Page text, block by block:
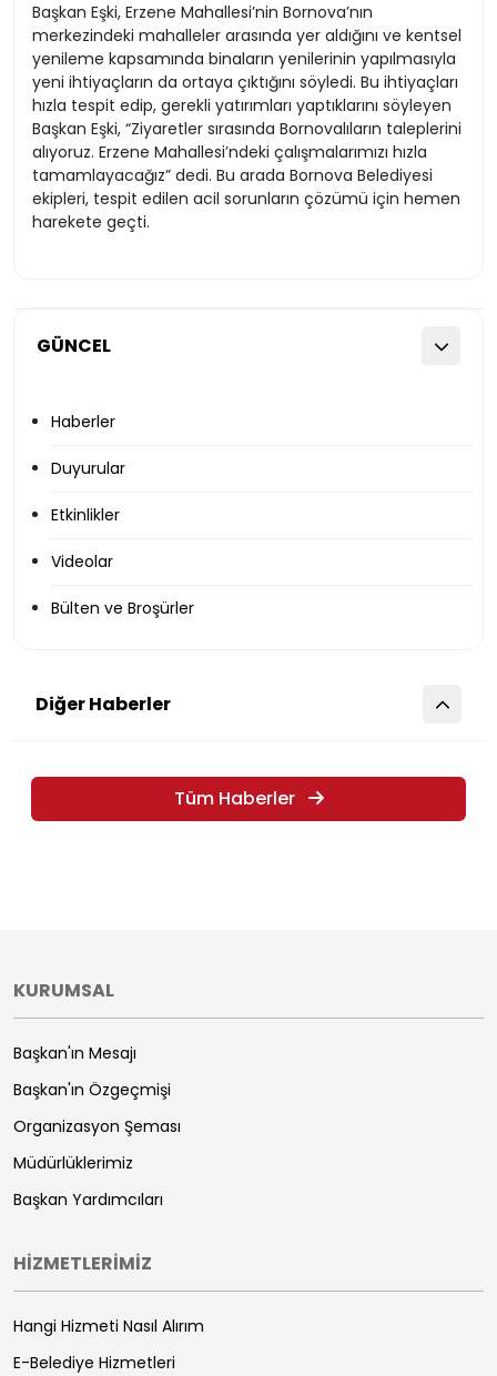
GÜNCEL
Haberler
Duyurular
Etkinlikler
Videolar
Bülten ve Broşürler
Başkan Eşki, Erzene Mahallesi’nin Bornova’nın
merkezindeki mahalleler arasında yer aldığını ve kentsel
yenileme kapsamında binaların yenilerinin yapılmasıyla
yeni ihtiyaçların da ortaya çıktığını söyledi. Bu ihtiyaçları
hızla tespit edip, gerekli yatırımları yaptıklarını söyleyen
Başkan Eşki, “Ziyaretler sırasında Bornovalıların taleplerini
alıyoruz. Erzene Mahallesi’ndeki çalışmalarımızı hızla
tamamlayacağız” dedi. Bu arada Bornova Belediyesi
ekipleri, tespit edilen acil sorunların çözümü için hemen
harekete geçti.
Diğer Haberler
Tüm Haberler
KURUMSAL
Başkan'ın Mesajı
Başkan'ın Özgeçmişi
Organizasyon Şeması
Müdürlüklerimiz
Başkan Yardımcıları
HİZMETLERİMİZ
Hangi Hizmeti Nasıl Alırım
E-Belediye Hizmetleri